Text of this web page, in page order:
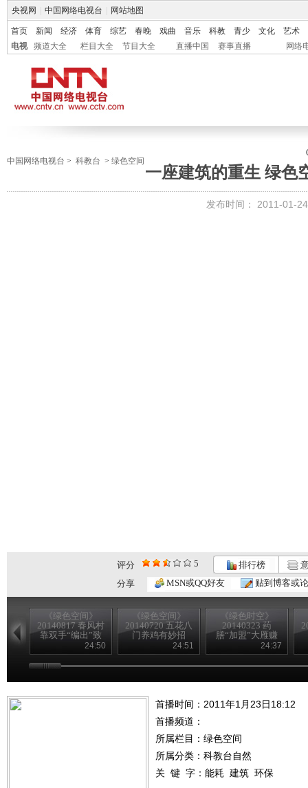
央视网 中国网络电视台 网站地图
首页 新闻 经济 体育 综艺 春晚 戏曲 音乐 科教 青少 文化
艺术
电视
频道大全 栏目大全 节目大全 直播中国 赛事直播 网络
中国网络电视台 > 科教台 > 绿色空间
一座建筑的重生 绿色
发布时间： 2011-01-
评分 5 排行榜
分享
MSN或QQ好友 贴到博客或
《绿色空间》
20140817 春风村
靠双手“编出”致
24:50
《绿色空间》
20140720 五花八
门养鸡有妙招
24:51
《绿色时空》
20140323 药
膳“加盟”大雁赚
得意外财富24:37
首播时间：2011年1月23日18:12
首播频道：
所属栏目： 绿色空间
所属分类：科教台自然
关 键 字： 能耗 建筑 环保